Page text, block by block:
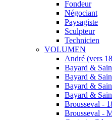
Fondeur
Négociant
Paysagiste
Sculpteur
Technicien
VOLUMEN
André (vers
Bayard &
Bayard &
Bayard &
Bayard &
Brousseval -
Brousseval -